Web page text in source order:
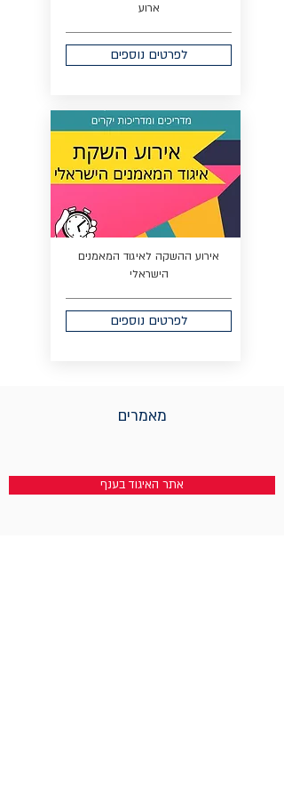
ארוע
לפרטים נוספים
אירוע ההשקה לאיגוד המאמנים
הישראלי
לפרטים נוספים
מאמרים
אתר האיגוד בענף